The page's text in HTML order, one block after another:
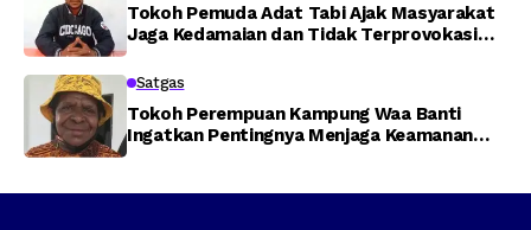
Tokoh Pemuda Adat Tabi Ajak Masyarakat
Jaga Kedamaian dan Tidak Terprovokasi
Satgas
Tokoh Perempuan Kampung Waa Banti
Ingatkan Pentingnya Menjaga Keamanan